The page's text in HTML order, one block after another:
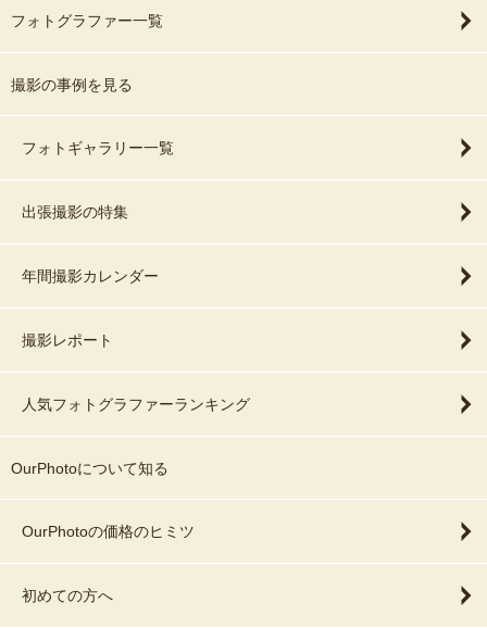
フォトグラファー一覧
撮影の事例を見る
フォトギャラリー一覧
出張撮影の特集
年間撮影カレンダー
撮影レポート
人気フォトグラファーランキング
OurPhotoについて知る
OurPhotoの価格のヒミツ
初めての方へ